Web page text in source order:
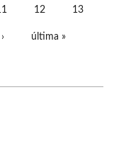
12 13
última »